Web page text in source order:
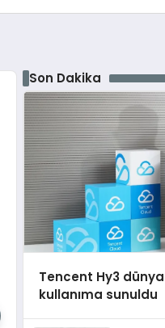
Son Dakika
Tencent Hy3
kullanıma sunuldu